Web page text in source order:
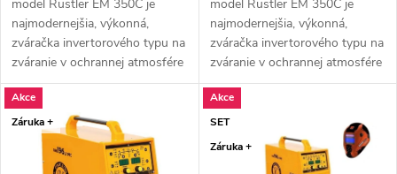
model Rustler EM 350C je
najmodernejšia, výkonná,
zváračka invertorového typu na
zváranie v ochrannej atmosfére
MIG....
model Rustler EM 350C je
najmodernejšia, výkonná,
zváračka invertorového typu na
zváranie v ochrannej atmosfére
MIG....
Akce
Záruka +
Akce
SET
Záruka +